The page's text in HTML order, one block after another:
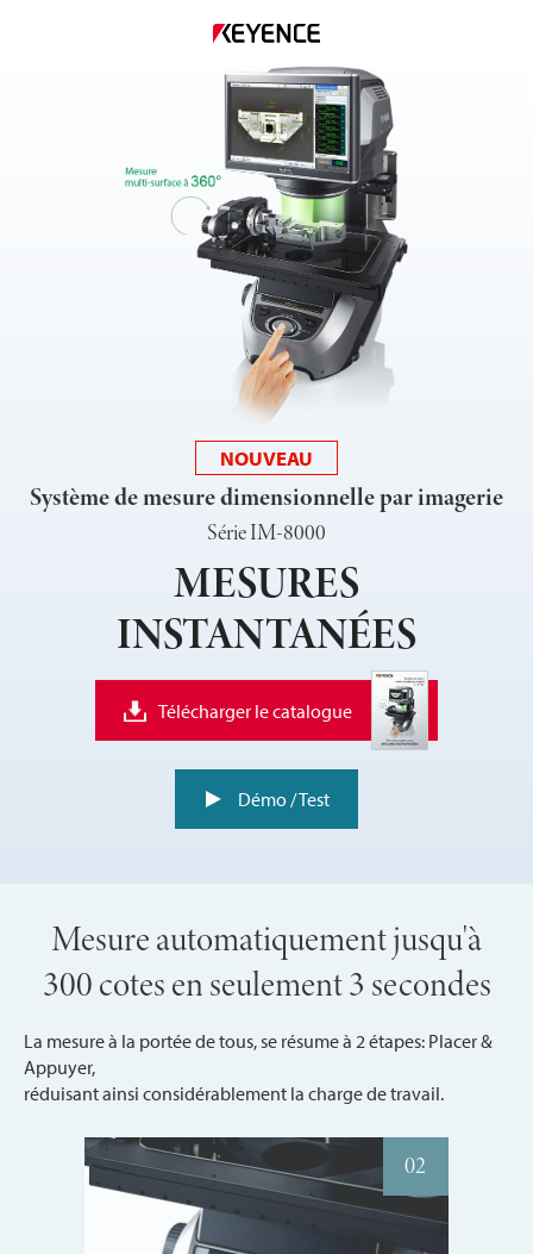
NOUVEAU
Système de mesure dimensionnelle par imagerie
Série IM-8000
MESURES
INSTANTANÉES
Télécharger le catalogue
Démo / Test
Mesure automatiquement jusqu'à
300 cotes en seulement 3 secondes
La mesure à la portée de tous, se résume à 2 étapes: Placer &
Appuyer,
réduisant ainsi considérablement la charge de travail.
02